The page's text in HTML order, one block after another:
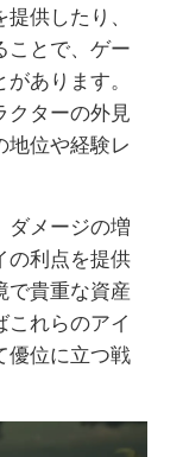
供したり、
ことで、ゲー
あります。
クターの外見
地位や経験レ
ダメージの増
の利点を提供
で貴重な資産
これらのアイ
優位に立つ戦